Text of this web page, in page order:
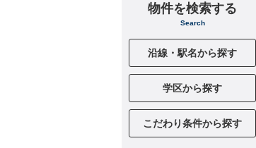
物件を検索する
Search
沿線・駅名から探す
学区から探す
こだわり条件から探す